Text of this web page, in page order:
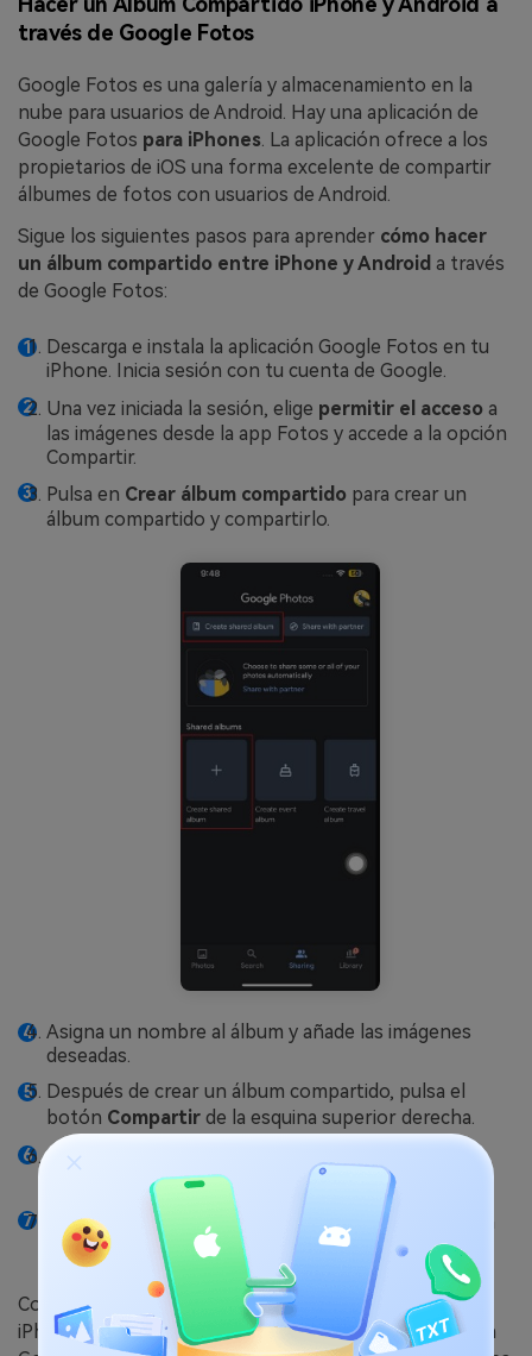
través de Google Fotos
Google Fotos es una galería y almacenamiento en la
nube para usuarios de Android. Hay una aplicación de
Google Fotos para iPhones . La aplicación ofrece a los
propietarios de iOS una forma excelente de compartir
álbumes de fotos con usuarios de Android.
Sigue los siguientes pasos para aprender cómo hacer
un álbum compartido entre iPhone y Android a través
de Google Fotos:
Descarga e instala la aplicación Google Fotos en tu
iPhone. Inicia sesión con tu cuenta de Google.
Una vez iniciada la sesión, elige permitir el acceso a
las imágenes desde la app Fotos y accede a la opción
Compartir.
Pulsa en Crear álbum compartido para crear un
álbum compartido y compartirlo.
Asigna un nombre al álbum y añade las imágenes
deseadas.
Después de crear un álbum compartido, pulsa el
botón Compartir de la esquina superior derecha.
Toca "
continuación, selecciona
Crear Enlace
Una vez creado el enlace, utilizaCopiar Enlace
copiarlo y compartirlo con tus amigos.
Como puedes ver, compartir un álbum de fotos de
iPhone con un teléfono Android mediante la aplicación